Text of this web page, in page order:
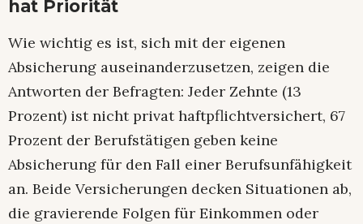
hat Priorität
Wie wichtig es ist, sich mit der eigenen
Absicherung auseinanderzusetzen, zeigen die
Antworten der Befragten: Jeder Zehnte (13
Prozent) ist nicht privat haftpflichtversichert, 67
Prozent der Berufstätigen geben keine
Absicherung für den Fall einer Berufsunfähigkeit
an. Beide Versicherungen decken Situationen ab,
die gravierende Folgen für Einkommen oder